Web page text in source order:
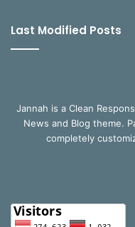
Last Modified Posts
Jannah is a Clean
News and Blog theme.
completely